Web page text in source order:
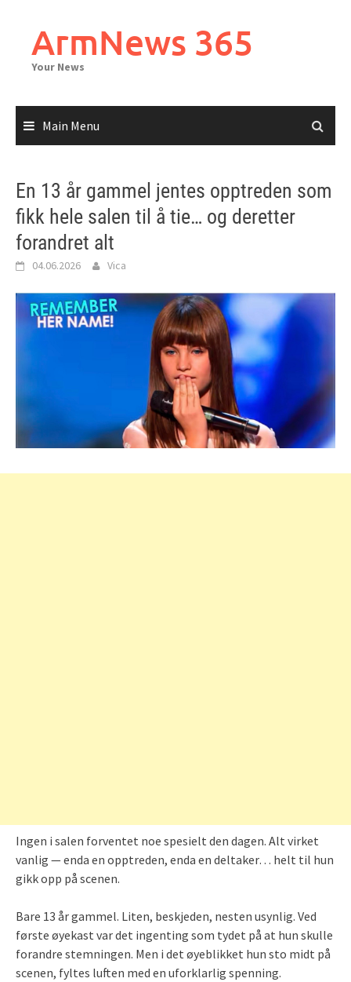
contentArmNews 365
Your News
Main Menu
En 13 år gammel jentes opptreden som
fikk hele salen til å tie… og deretter
forandret alt
04.06.2026 Vica
Ingen i salen forventet noe spesielt den dagen. Alt virket
vanlig — enda en opptreden, enda en deltaker… helt til hun
gikk opp på scenen.
Bare 13 år gammel. Liten, beskjeden, nesten usynlig. Ved
første øyekast var det ingenting som tydet på at hun skulle
forandre stemningen. Men i det øyeblikket hun sto midt på
scenen, fyltes luften med en uforklarlig spenning.